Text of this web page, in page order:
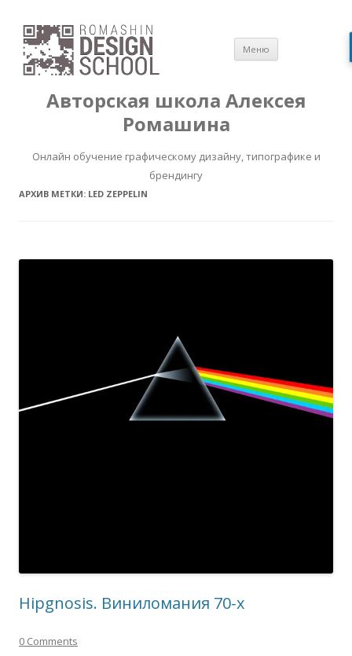
Авторская школа Алексея
Ромашина
Онлайн обучение графическому дизайну, типографике и
брендингу
Меню
содержимому
АРХИВ МЕТКИ: LED ZEPPELIN
Hipgnosis. Виниломания 70-х
0 Comments